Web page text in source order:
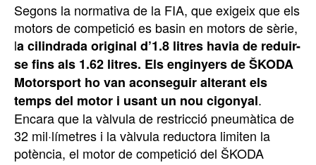
Segons la normativa de la FIA, que exigeix que els
motors de competició es basin en motors de sèrie,
la cilindrada original d’1.8 litres havia de reduir-
se fins als 1.62 litres. Els enginyers de ŠKODA
Motorsport ho van aconseguir alterant els
temps del motor i usant un nou cigonyal.
Encara que la vàlvula de restricció pneumàtica de
32 mil·límetres i la vàlvula reductora limiten la
potència, el motor de competició del ŠKODA